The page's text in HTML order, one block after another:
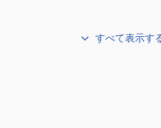
すべて表示す